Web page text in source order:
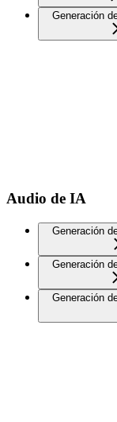
Generación
Audio de IA
Generación
Generación
Generación